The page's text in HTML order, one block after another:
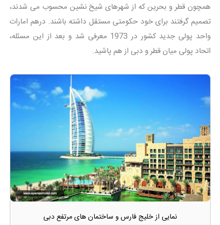
همچون قطر و بحرین که از شهرهای شیخ نشین محسوب می شدند،
تصمیم گرفتند برای خود حکومتی مستقل داشته باشند. درهم امارات
واحد پولی جدید کشور در 1973 معرفی شد و بعد از این مسئله،
اتحاد پولی میان قطر و دبی از هم پاشید.
نمایی از خلیج فارس و ساختمان های مرتفع دبی